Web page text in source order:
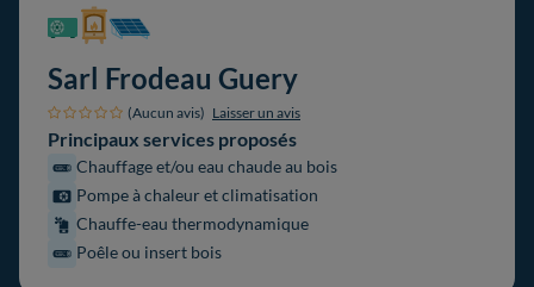
Sarl Frodeau Guery
(Aucun avis) Laisser un avis
Principaux services proposés
Chauffage et/ou eau chaude au bois
Pompe à chaleur et climatisation
Chauffe-eau thermodynamique
Poêle ou insert bois